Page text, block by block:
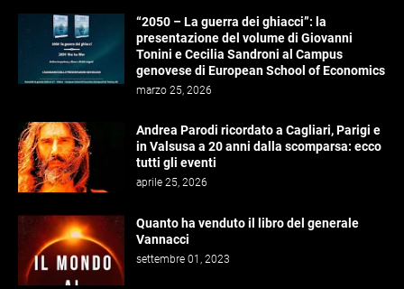
“2050 – La guerra dei ghiacci”: la
presentazione del volume di Giovanni
Tonini e Cecilia Sandroni al Campus
genovese di European School of Economics
marzo 25, 2026
Andrea Parodi ricordato a Cagliari, Parigi e
in Valsusa a 20 anni dalla scomparsa: ecco
tutti gli eventi
aprile 25, 2026
Quanto ha venduto il libro del generale
Vannacci
settembre 01, 2023